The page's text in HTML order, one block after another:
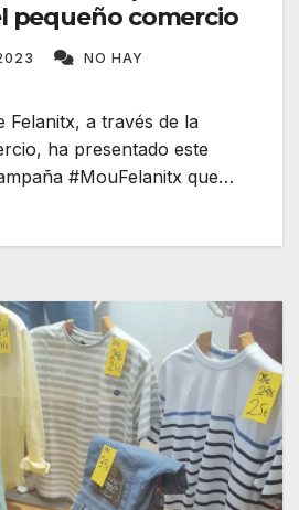
pequeño comercio
NO HAY
Felanitx, a través de la
ha presentado este
#MouFelanitx que…